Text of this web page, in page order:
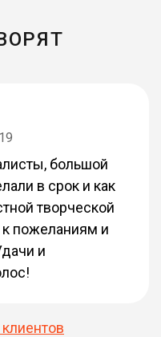
большой
в срок и как
творческой
пожеланиям и
и